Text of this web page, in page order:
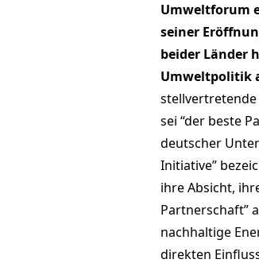
Umweltforum
seiner
beider Länder
Umweltpolitik
sei “der beste
deutscher
Initiative”
ihre Absicht,
Partnerschaft”
nachhaltige
direkten